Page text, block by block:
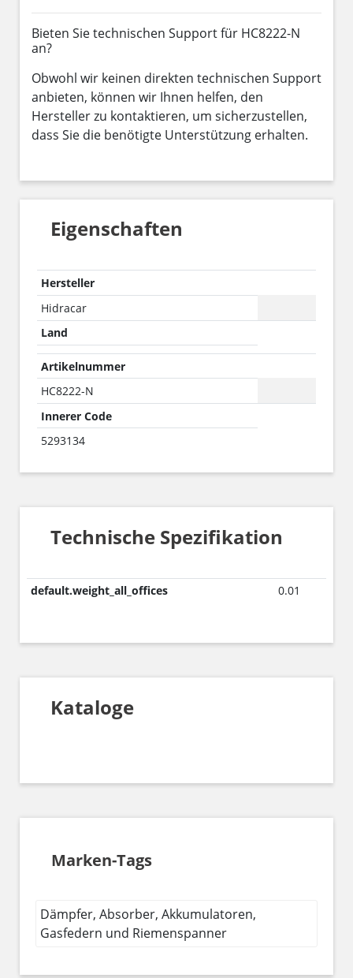
Bieten Sie technischen Support für HC8222-N
an?
Obwohl wir keinen direkten technischen Support
anbieten, können wir Ihnen helfen, den
Hersteller zu kontaktieren, um sicherzustellen,
dass Sie die benötigte Unterstützung erhalten.
Eigenschaften
Hersteller
Hidracar
Land
Artikelnummer
HC8222-N
Innerer Code
5293134
Technische Spezifikation
default.weight_all_offices 0.01
Kataloge
Marken-Tags
Dämpfer, Absorber, Akkumulatoren,
Gasfedern und Riemenspanner